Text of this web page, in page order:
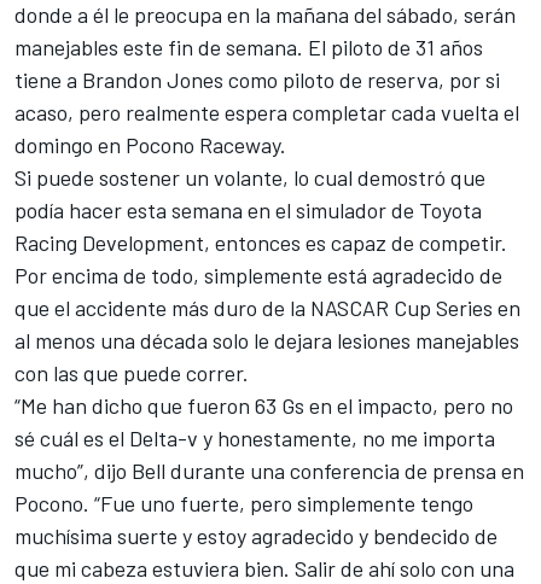
donde a él le preocupa en la mañana del sábado, serán
manejables este fin de semana. El piloto de 31 años
tiene a Brandon Jones como piloto de reserva, por si
acaso, pero realmente espera completar cada vuelta el
domingo en Pocono Raceway.
Si puede sostener un volante, lo cual demostró que
podía hacer esta semana en el simulador de Toyota
Racing Development, entonces es capaz de competir.
Por encima de todo, simplemente está agradecido de
que el accidente más duro de la NASCAR Cup Series en
al menos una década solo le dejara lesiones manejables
con las que puede correr.
“Me han dicho que fueron 63 Gs en el impacto, pero no
sé cuál es el Delta-v y honestamente, no me importa
mucho”, dijo Bell durante una conferencia de prensa en
Pocono. “Fue uno fuerte, pero simplemente tengo
muchísima suerte y estoy agradecido y bendecido de
que mi cabeza estuviera bien. Salir de ahí solo con una